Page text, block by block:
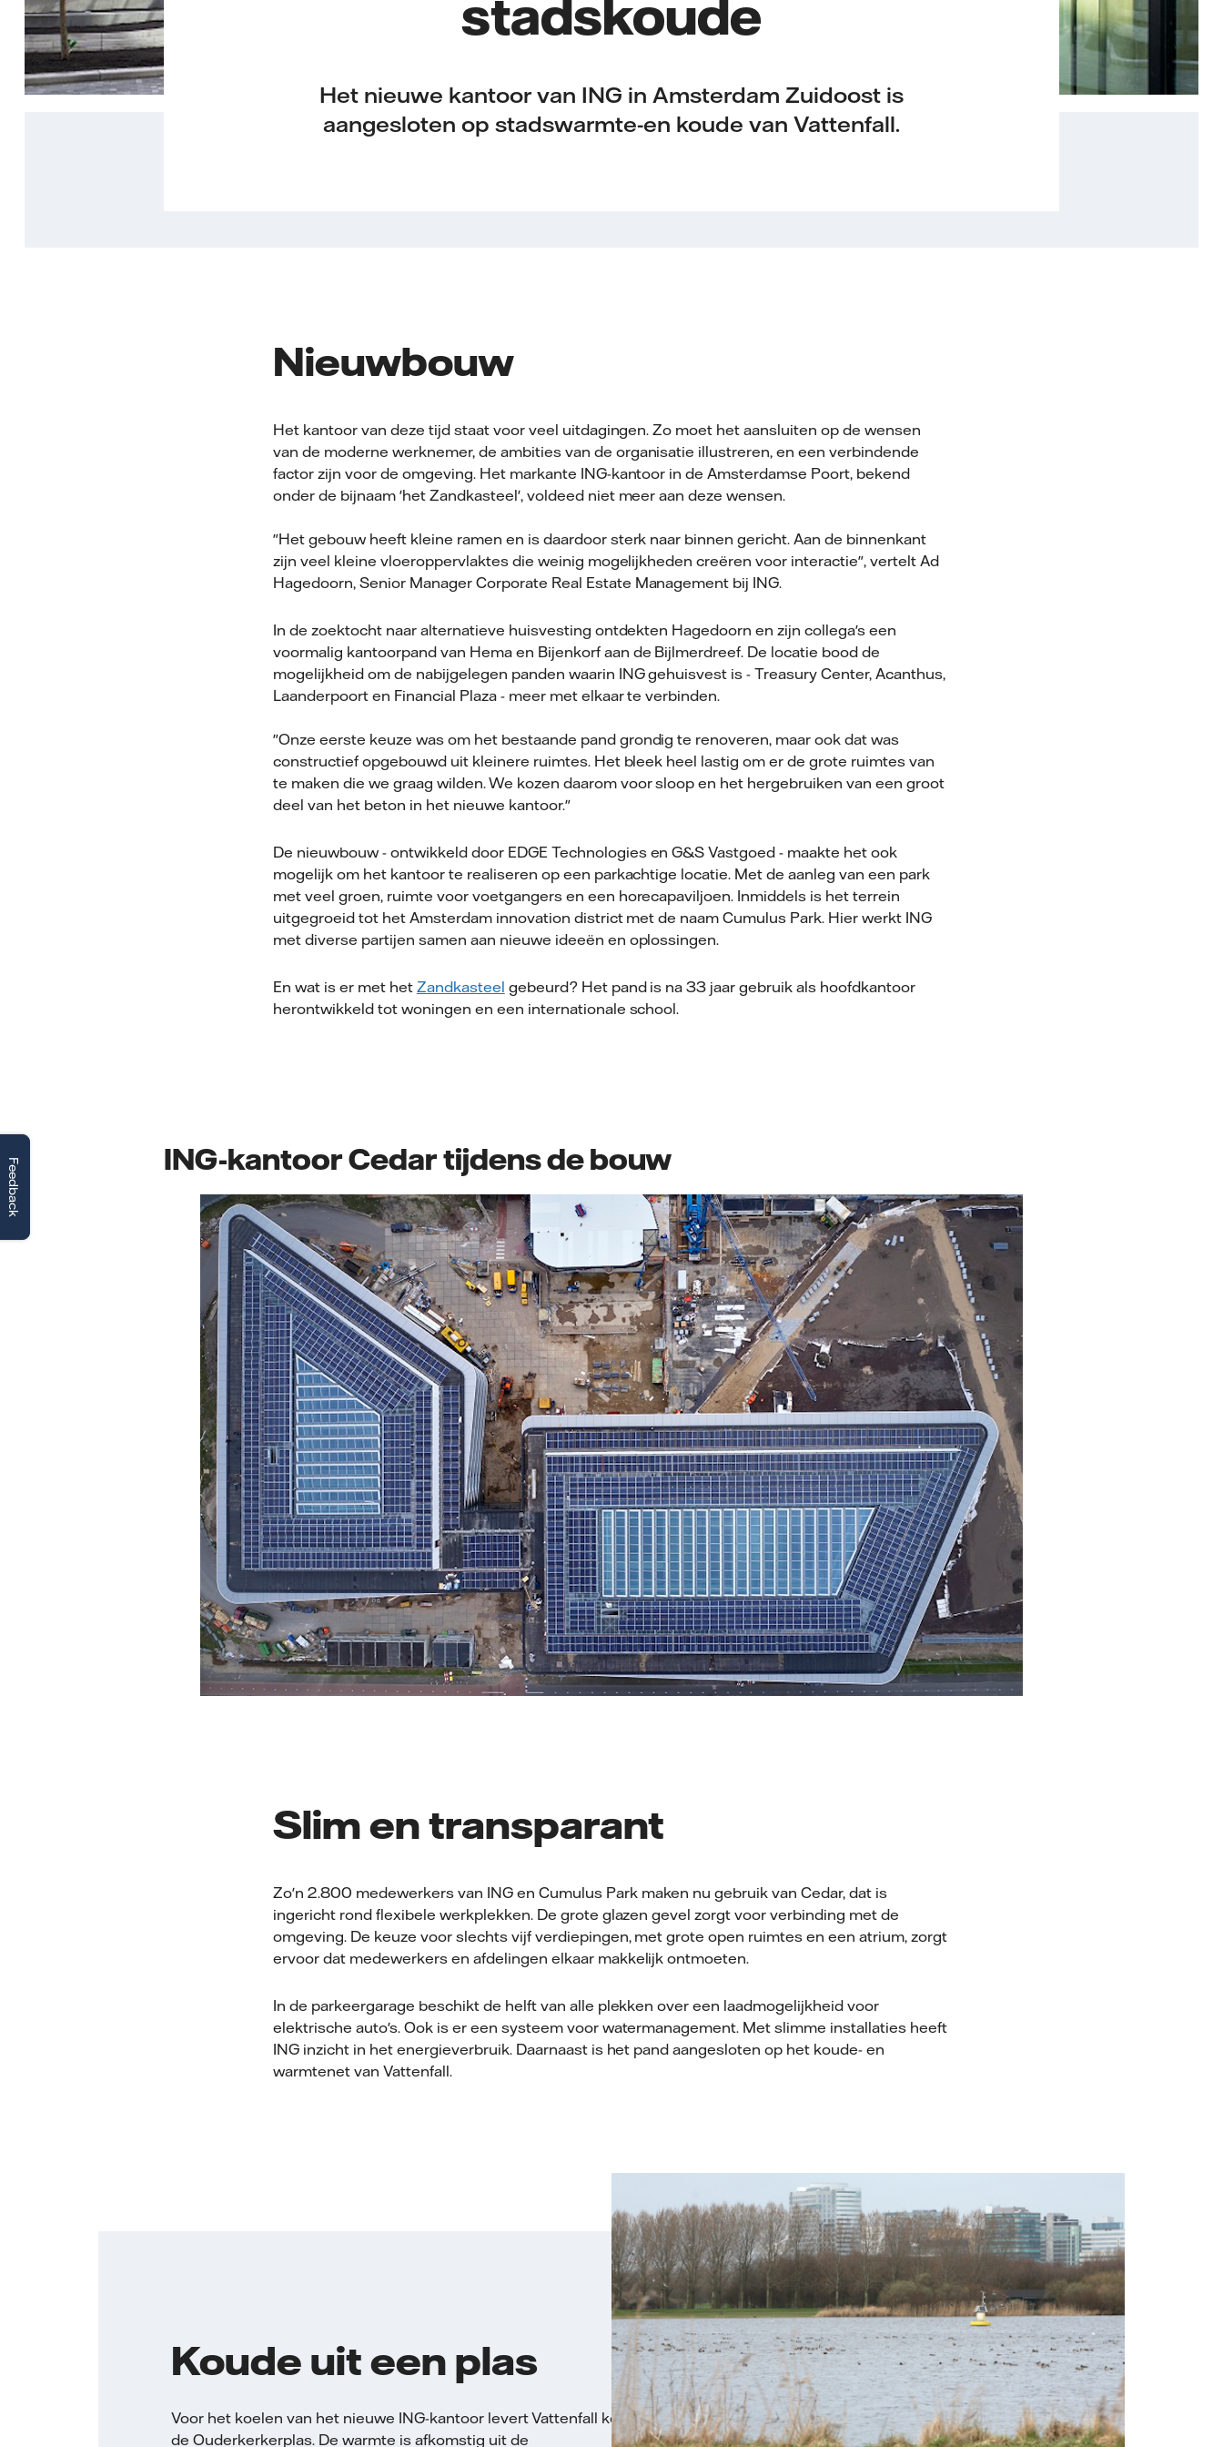
stadskoude
Het nieuwe kantoor van ING in Amsterdam Zuidoost is
aangesloten op stadswarmte-en koude van Vattenfall.
Nieuwbouw
Het kantoor van deze tijd staat voor veel uitdagingen. Zo moet het aansluiten op de wensen
van de moderne werknemer, de ambities van de organisatie illustreren, en een verbindende
factor zijn voor de omgeving. Het markante ING-kantoor in de Amsterdamse Poort, bekend
onder de bijnaam 'het Zandkasteel', voldeed niet meer aan deze wensen.
"Het gebouw heeft kleine ramen en is daardoor sterk naar binnen gericht. Aan de binnenkant
zijn veel kleine vloeroppervlaktes die weinig mogelijkheden creëren voor interactie", vertelt Ad
Hagedoorn, Senior Manager Corporate Real Estate Management bij ING.
In de zoektocht naar alternatieve huisvesting ontdekten Hagedoorn en zijn collega's een
voormalig kantoorpand van Hema en Bijenkorf aan de Bijlmerdreef. De locatie bood de
mogelijkheid om de nabijgelegen panden waarin ING gehuisvest is - Treasury Center, Acanthus,
Laanderpoort en Financial Plaza - meer met elkaar te verbinden.
"Onze eerste keuze was om het bestaande pand grondig te renoveren, maar ook dat was
constructief opgebouwd uit kleinere ruimtes. Het bleek heel lastig om er de grote ruimtes van
te maken die we graag wilden. We kozen daarom voor sloop en het hergebruiken van een groot
deel van het beton in het nieuwe kantoor."
De nieuwbouw - ontwikkeld door EDGE Technologies en G&S Vastgoed - maakte het ook
mogelijk om het kantoor te realiseren op een parkachtige locatie. Met de aanleg van een park
met veel groen, ruimte voor voetgangers en een horecapaviljoen. Inmiddels is het terrein
uitgegroeid tot het Amsterdam innovation district met de naam Cumulus Park. Hier werkt ING
met diverse partijen samen aan nieuwe ideeën en oplossingen.
En wat is er met het Zandkasteel gebeurd? Het pand is na 33 jaar gebruik als hoofdkantoor
herontwikkeld tot woningen en een internationale school.
ING-kantoor Cedar tijdens de bouw
Slim en transparant
Zo'n 2.800 medewerkers van ING en Cumulus Park maken nu gebruik van Cedar, dat is
ingericht rond flexibele werkplekken. De grote glazen gevel zorgt voor verbinding met de
omgeving. De keuze voor slechts vijf verdiepingen, met grote open ruimtes en een atrium, zorgt
ervoor dat medewerkers en afdelingen elkaar makkelijk ontmoeten.
In de parkeergarage beschikt de helft van alle plekken over een laadmogelijkheid voor
elektrische auto's. Ook is er een systeem voor watermanagement. Met slimme installaties heeft
ING inzicht in het energieverbruik. Daarnaast is het pand aangesloten op het koude- en
warmtenet van Vattenfall.
Koude uit een plas
Voor het koelen van het nieuwe ING-kantoor levert Vattenfall koude uit
de Ouderkerkerplas. De warmte is afkomstig uit de
Feedback